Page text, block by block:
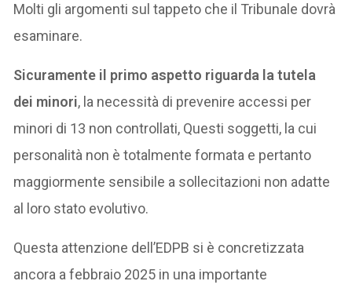
Molti gli argomenti sul tappeto che il Tribunale dovrà
esaminare.
Sicuramente il primo aspetto riguarda la tutela
dei minori, la necessità di prevenire accessi per
minori di 13 non controllati, Questi soggetti, la cui
personalità non è totalmente formata e pertanto
maggiormente sensibile a sollecitazioni non adatte
al loro stato evolutivo.
Questa attenzione dell’EDPB si è concretizzata
ancora a febbraio 2025 in una importante